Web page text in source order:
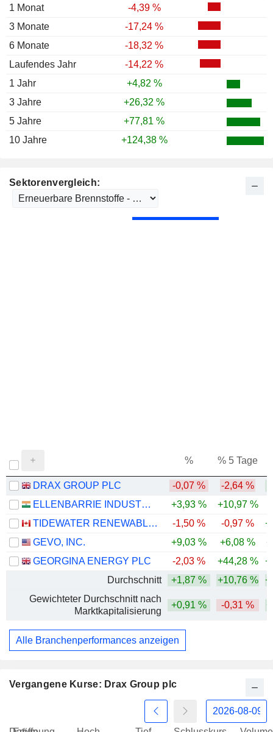
1 Monat
-4,39 %
3 Monate
-17,24 %
6 Monate
-18,32 %
Laufendes Jahr
-14,22 %
1 Jahr
+4,82 %
3 Jahre
+26,32 %
5 Jahre
+77,81 %
10 Jahre
+124,38 %
Sektorenvergleich:
% % 5 Tage
DRAX GROUP PLC -0,07 % -2,64 %
ELLENBARRIE INDUSTRIAL GASES LIMITED
+3,93 % +10,97 %
TIDEWATER RENEWABLES LTD.
-1,50 % -0,97 %
GEVO, INC.
+9,03 % +6,08 %
GEORGINA ENERGY PLC
-2,03 % +44,28 %
Durchschnitt
+1,87 % +10,76 %
Gewichteter Durchschnitt nach
Marktkapitalisierung
+0,91 % -0,31 %
Alle Branchenperformances anzeigen
Vergangene Kurse: Drax Group plc